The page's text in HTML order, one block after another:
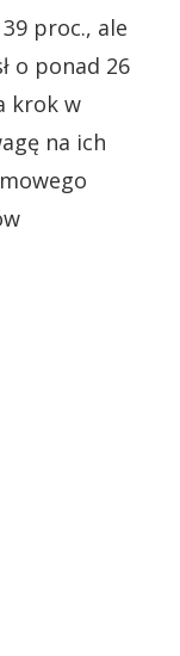
proc., ale
o ponad 26
krok w
na ich